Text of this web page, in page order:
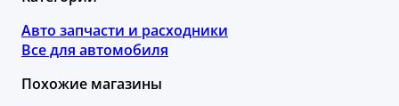
Авто запчасти и расходники
Все для автомобиля
Похожие магазины